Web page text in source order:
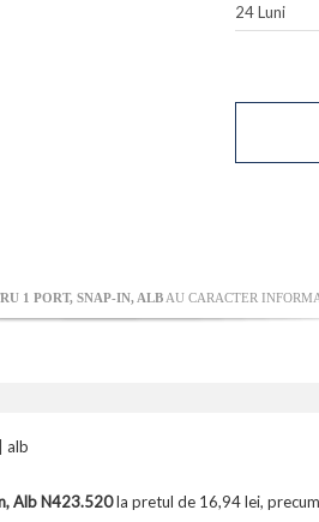
24 Luni
1 PORT, SNAP-IN, ALBAU CARACTER
alb
Alb N423.520la pretul de 16,94 lei,